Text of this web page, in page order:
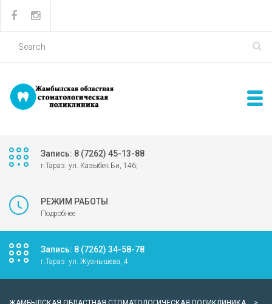
Запись: 8 (7262) 45-13-88
г.Тараз. ул. Казыбек Би, 146;
РЕЖИМ РАБОТЫ
Подробнее
Запись: 8 (7262) 34-58-78
г.Тараз. ул. Жуанышева, 4